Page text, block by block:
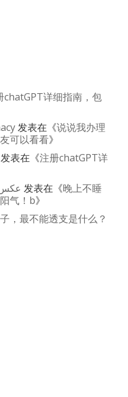
chatGPT详细指南，包
发表在《说说我办理
可以看看》
发表在《注册chatGPT详
عکس 发表在《晚上不睡
气！b》
，最不能透支是什么？